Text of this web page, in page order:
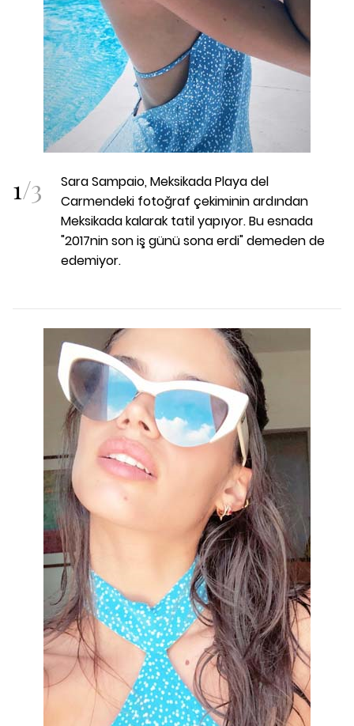
1/3
Sara Sampaio, Meksikada Playa del
Carmendeki fotoğraf çekiminin ardından
Meksikada kalarak tatil yapıyor. Bu esnada
"2017nin son iş günü sona erdi" demeden de
edemiyor.